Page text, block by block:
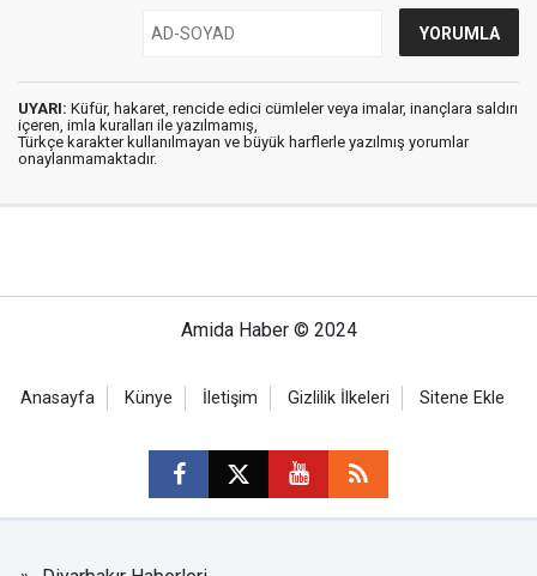
UYARI: Küfür, hakaret, rencide edici cümleler veya imalar, inançlara saldırı
içeren, imla kuralları ile yazılmamış,
Türkçe karakter kullanılmayan ve büyük harflerle yazılmış yorumlar
onaylanmamaktadır.
Amida Haber © 2024
Anasayfa Künye İletişim Gizlilik İlkeleri Sitene Ekle